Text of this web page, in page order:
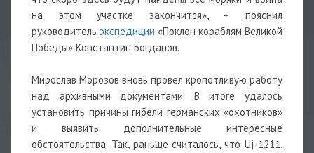
на этом участке закончится», – пояснил
руководитель экспедиции «Поклон кораблям Великой
Победы» Константин Богданов.
Мирослав Морозов вновь провел кропотливую работу
над архивными документами. В итоге удалось
установить причины гибели германских «охотников»
и выявить дополнительные интересные
обстоятельства. Так, раньше считалось, что Uj-1211,